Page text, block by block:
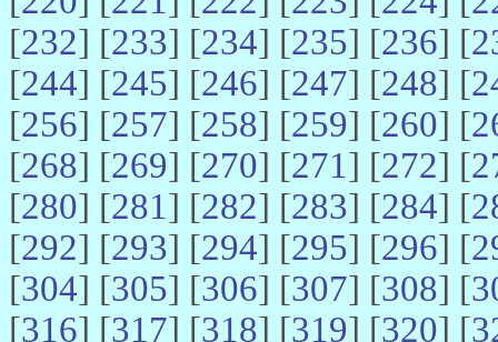
[232] [233] [234] [235] [236] [
[244] [245] [246] [247] [248] [
[256] [257] [258] [259] [260] [
[268] [269] [270] [271] [272] [
[280] [281] [282] [283] [284] [
[292] [293] [294] [295] [296] [
[304] [305] [306] [307] [308] [
[316] [317] [318] [319] [320] [